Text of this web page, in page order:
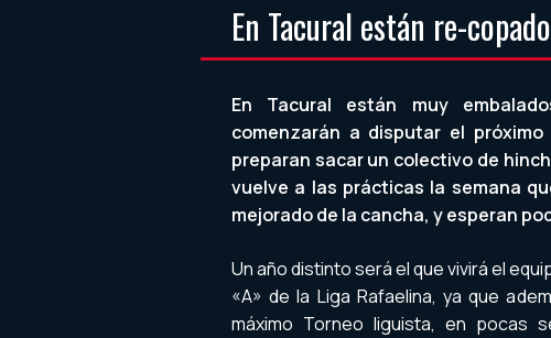
En Tacural están re-
En Tacural están muy
comenzarán a disputar el
preparan sacar un colectivo de
vuelve a las prácticas la semana
mejorado de la cancha, y esperan
Un año distinto será el que vivirá el
«A» de la Liga Rafaelina, ya que
máximo Torneo liguista, en pocas